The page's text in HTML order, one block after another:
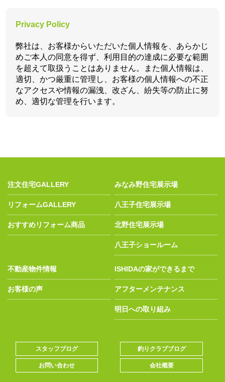
Privacy Policy
弊社は、お客様からいただいた個人情報を、あらかじ
めご本人の同意を得ず、利用目的の達成に必要な範囲
を超えて取扱うことはありません。また個人情報は、
適切、かつ厳重に管理し、お客様の個人情報への不正
なアクセスや情報の漏洩、改ざん、紛失等の防止に努
め、適切な管理を行います。
注文住宅GALLERY
リフォームGALLERY
おすすめリフォーム商品
みなみ野住宅展示場
八王子住宅展示場
北野住宅展示場
八王子ショールーム
不動産物件情報
お客様の声
ISHIDAの家ができるまで
アフターメンテナンス
明日への取り組み
スタッフブログ 釣りクラブブログ
お問い合わせ 会社概要